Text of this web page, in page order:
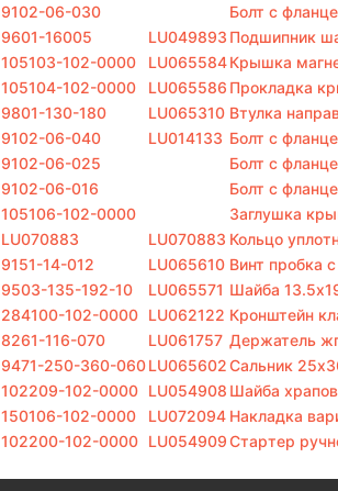
9102-06-030 Болт с
9601-16005 LU049893 Подшипник
105103-102-0000 LU065584Крышка
105104-102-0000 LU065586 Прокладка
9801-130-180 LU065310 Втулка
9102-06-040 LU014133 Болт с
9102-06-025 Болт с
9102-06-016 Болт с
105106-102-0000 Заглушка
LU070883 LU070883 Кольцо
9151-14-012 LU065610 Винт пробка
9503-135-192-10 LU065571 Шайба
284100-102-0000 LU062122 Кронштейн
8261-116-070 LU061757 Держатель
9471-250-360-060LU065602Сальник
102209-102-0000 LU054908 Шайба
150106-102-0000 LU072094 Накладка
102200-102-0000 LU054909Стартер